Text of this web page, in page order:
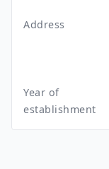
Address
Year of
establishment